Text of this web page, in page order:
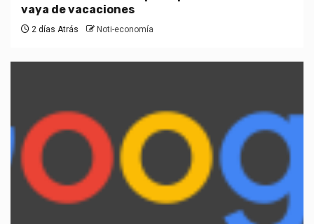
vaya de vacaciones
2 días Atrás Noti-economía